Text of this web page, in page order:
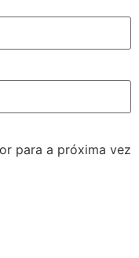
para a próxima vez